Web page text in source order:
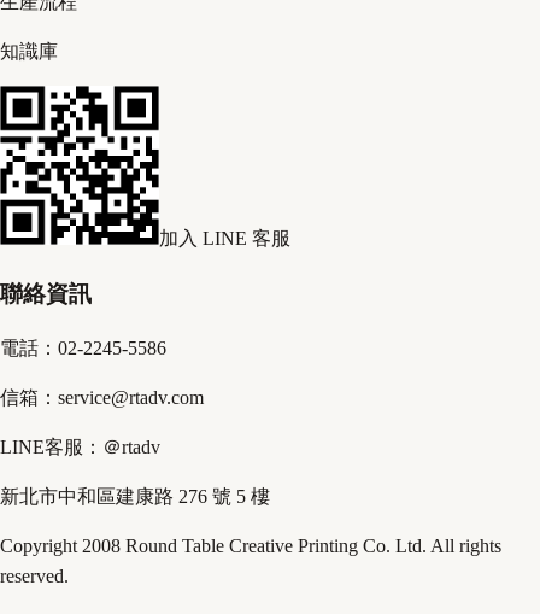
知識庫
加入 LINE 客服
聯絡資訊
電話：02-2245-5586
信箱：service@rtadv.com
LINE客服：＠rtadv
新北市中和區建康路 276 號 5 樓
Copyright 2008 Round Table Creative Printing Co. Ltd. All rights
reserved.